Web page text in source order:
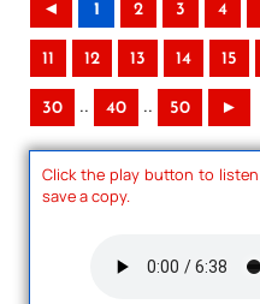
◄ 1 2 3 4
11 12 13 14 15
30 .. 40 .. 50 ►
Click the play button to
save a copy.